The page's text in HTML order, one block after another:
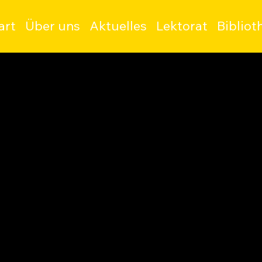
Über uns Aktuelles Lektorat